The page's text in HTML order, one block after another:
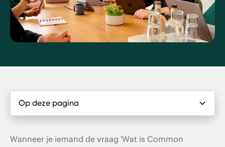
Op deze pagina
Wat is Common Ground?
Wanneer je iemand de vraag 'Wat is Common